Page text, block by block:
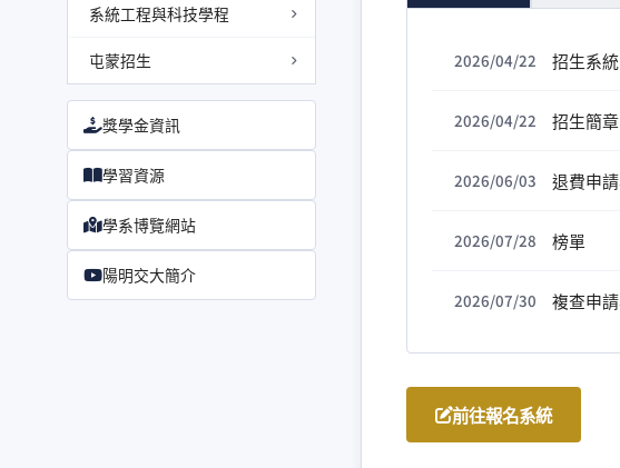
系統工程與科技學程
屯蒙招生
獎學金資訊
學習資源
學系博覽網站
陽明交大簡介
2026/04/22 招生系統
2026/04/22 招生簡章
2026/06/03 退費申
2026/07/28 榜單
2026/07/30 複查申
前往報名系統